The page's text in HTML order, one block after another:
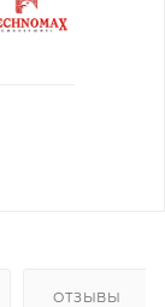
ОТЗЫВЫ